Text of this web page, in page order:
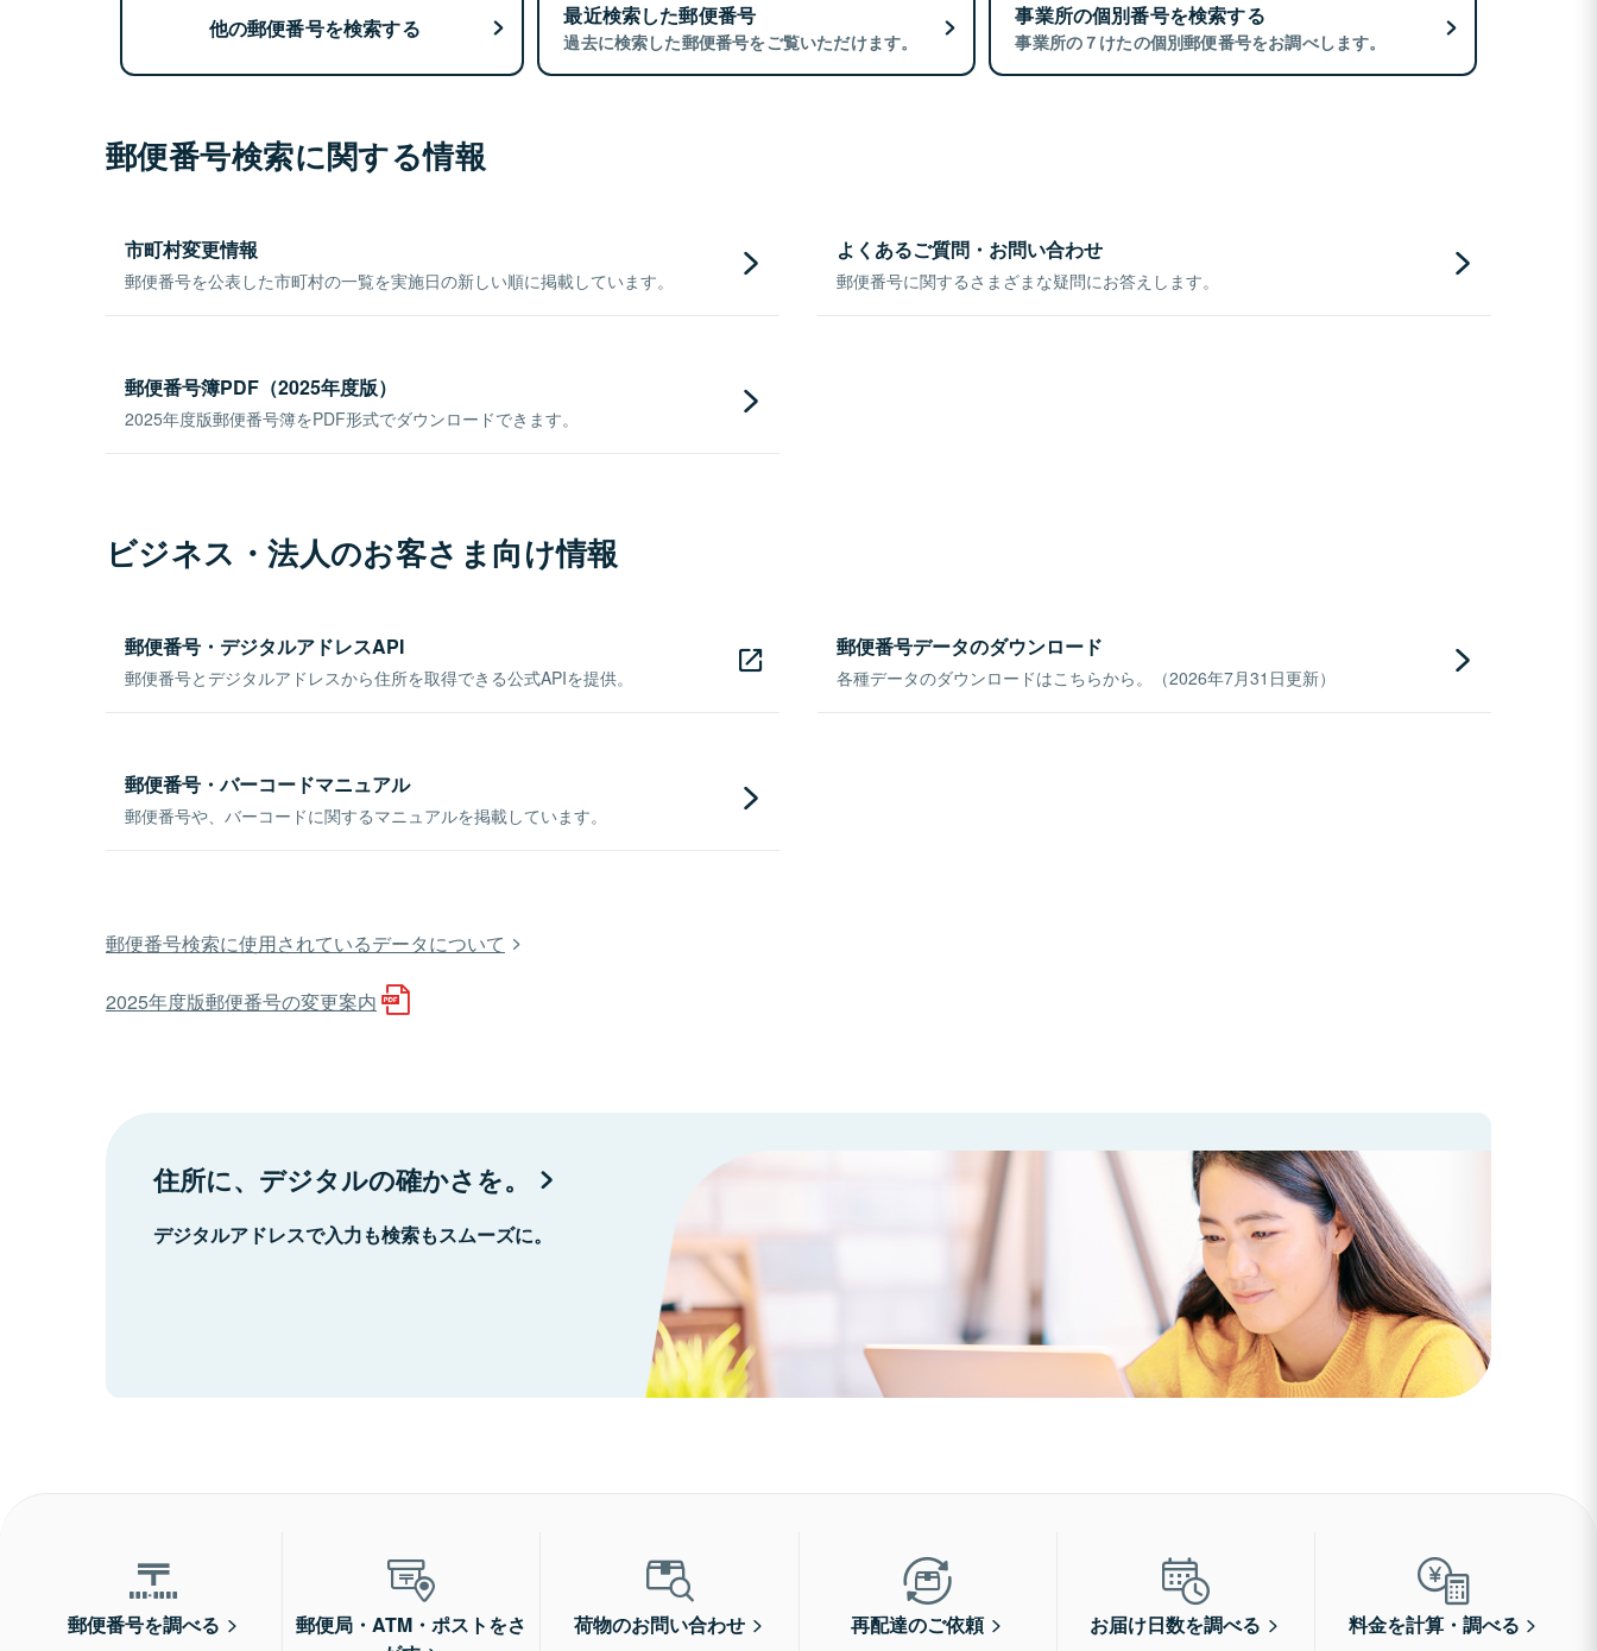
他の郵便番号を検索する 最近検索した郵便番号
過去に検索した郵便番号をご覧いただけます。
事業所の個別番号を検索する
事業所の７けたの個別郵便番号をお調べします。
郵便番号検索に関する情報
市町村変更情報
郵便番号を公表した市町村の一覧を実施日の新しい順に掲載しています。
よくあるご質問・お問い合わせ
郵便番号に関するさまざまな疑問にお答えします。
郵便番号簿PDF（2025年度版）
2025年度版郵便番号簿をPDF形式でダウンロードできます。
ビジネス・法人のお客さま向け情報
郵便番号・デジタルアドレスAPI
郵便番号とデジタルアドレスから住所を取得できる公式APIを提供。
郵便番号データのダウンロード
各種データのダウンロードはこちらから。（2026年7月31日更新）
郵便番号・バーコードマニュアル
郵便番号や、バーコードに関するマニュアルを掲載しています。
郵便番号検索に使用されているデータについて
2025年度版郵便番号の変更案内
住所に、デジタルの確かさを。
デジタルアドレスで入力も検索もスムーズに。
郵便番号を調べる
郵便局・ATM・ポストをさ
荷物のお問い合わせ 再配達のご依頼 お届け日数を調べる 料金を計算・調べる